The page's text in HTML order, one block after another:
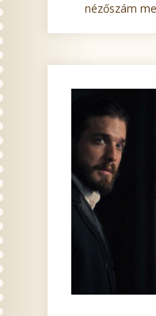
nézőszám